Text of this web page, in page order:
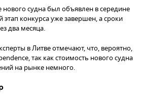
нового судна был объявлен в середине
конкурса уже завершен, а сроки
два месяца.
в Литве отмечают, что, вероятно,
так как стоимость нового судна
на рынке немного.